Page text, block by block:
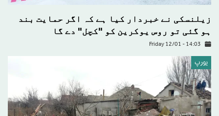
زیلنسکی نے خبردار کیا ہے کہ اگر حمایت بند
ہو گئی تو روس یوکرین کو "کچل" دے گا
Friday 12/01 - 14:03
يورپ